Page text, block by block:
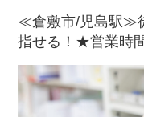
≪倉敷市/児島駅≫
指せる！★営業時